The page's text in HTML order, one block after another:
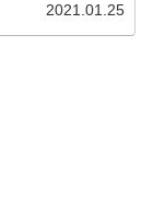
2021.01.25